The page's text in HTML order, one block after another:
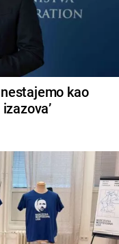
kao